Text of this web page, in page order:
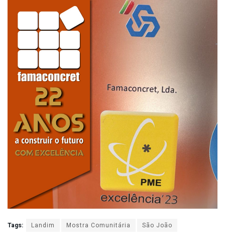
Tags: Landim Mostra Comunitária São João